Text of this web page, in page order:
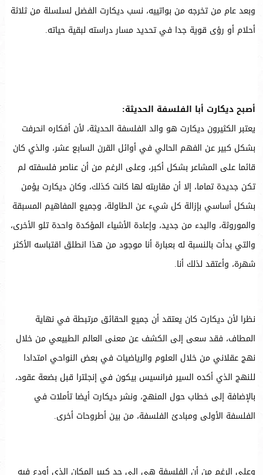
وبعد عام من تخرجه من بواتييه، نسب ديكارت الفضل لسلسلة من ثلاثة
أحلام أو رؤى قوية جدا في تحديد مسار دراسته لبقية حياته.
أصبح ديكارت أبا الفلسفة الحديثة:
يعتبر الكثيرون ديكارت هو والد الفلسفة الحديثة، لأن أفكاره انحرفت
بشكل كبير عن الفهم الحالي في أوائل القرن السابع عشر، والذي كان
قائما على المشاعر بشكل أكبر، وعلى الرغم من أن عناصر فلسفته لم
تكن جديدة تماما، إلا أن مقاربته لها كانت كذلك، وكان ديكارت يؤمن
بشكل أساسي بإزالة كل شيء عن الطاولة، وجميع المفاهيم المسبقة
والموروثة، والبدء من جديد، وإعادة الأشياء المؤكدة واحدة تلو الأخرى،
والتي بدأت بالنسبة له بعبارة أنا موجود من هذا انطلق اقتباسه الأكثر
شهرة، وأعتقد لذلك أنا.
نظرا لأن ديكارت كان يعتقد أن جميع الحقائق مرتبطة في نهاية
المطاف، فقد سعى إلى الكشف عن معنى العالم الطبيعي من خلال
نهج عقلاني من خلال العلوم والرياضيات في بعض النواحي امتدادا
للنهج الذي أكده السير فرانسيس بيكون في إنجلترا قبل بضعة عقود،
بالإضافة إلى خطاب حول المنهج، ونشر ديكارت أيضا تأملات في
الفلسفة الأولى ومبادئ الفلسفة، من بين أطروحات أخرى.